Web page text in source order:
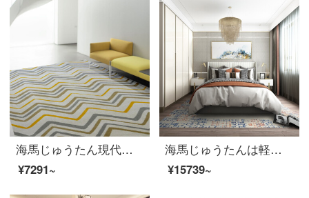
海馬じゅうたん現代簡単客間レストラン寝室書斎現物じゅうたんA 5263 A-N 4069 1.6 Mx 2.3 M
¥7291~
海馬じゅうたんは軽くて贅沢な版の新しい中国式寝室の書斎の羊毛のじゅうたんです。
¥15739~